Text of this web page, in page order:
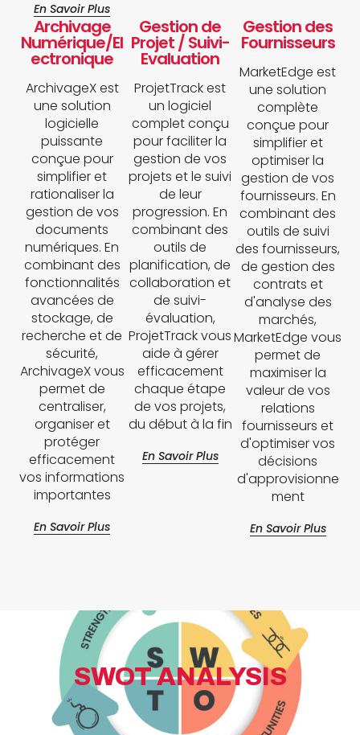
En Savoir Plus
Archivage
Numérique/El
ectronique
ArchivageX est
une solution
logicielle
puissante
conçue pour
simplifier et
rationaliser la
gestion de vos
documents
numériques. En
combinant des
fonctionnalités
avancées de
stockage, de
recherche et de
sécurité,
ArchivageX vous
permet de
centraliser,
organiser et
protéger
efficacement
vos informations
importantes
En Savoir Plus
Gestion de
Projet / Suivi-
Evaluation
ProjetTrack est
un logiciel
complet conçu
pour faciliter la
gestion de vos
projets et le suivi
de leur
progression. En
combinant des
outils de
planification, de
collaboration et
de suivi-
évaluation,
ProjetTrack vous
aide à gérer
efficacement
chaque étape
de vos projets,
du début à la fin
En Savoir Plus
Gestion des
Fournisseurs
MarketEdge est
une solution
complète
conçue pour
simplifier et
optimiser la
gestion de vos
fournisseurs. En
combinant des
outils de suivi
des fournisseurs,
de gestion des
contrats et
d'analyse des
marchés,
MarketEdge vous
permet de
maximiser la
valeur de vos
relations
fournisseurs et
d'optimiser vos
décisions
d'approvisionne
ment
En Savoir Plus
SWOT ANALYSIS